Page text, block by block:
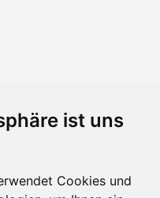
ist uns
Cookies und